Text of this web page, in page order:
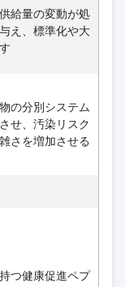
給量の変動が処
え、標準化や大
の分別システム
せ、汚染リスク
さを増加させる
つ健康促進ペプ